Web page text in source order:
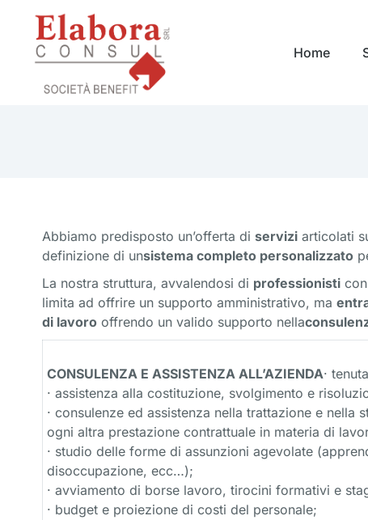
Home
Abbiamo predisposto un’offerta di servizi articolati
definizione di unsistema completo personalizzato
La nostra struttura, avvalendosi di professionisti
limita ad offrire un supporto amministrativo, ma
di lavoro offrendo un valido supporto nella
CONSULENZA E ASSISTENZA ALL’AZIENDA·
· assistenza alla costituzione, svolgimento e
· consulenze ed assistenza nella trattazione e
ogni altra prestazione contrattuale in materia di
· studio delle forme di assunzioni agevolate
disoccupazione, ecc…);
· avviamento di borse lavoro, tirocini formativi e
· budget e proiezione di costi del personale;